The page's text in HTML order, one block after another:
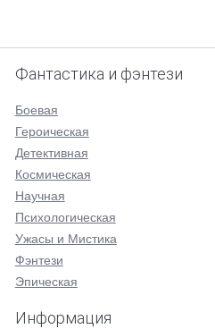
Фантастика и фэнтези
Боевая
Героическая
Детективная
Космическая
Научная
Психологическая
Ужасы и Мистика
Фэнтези
Эпическая
Информация